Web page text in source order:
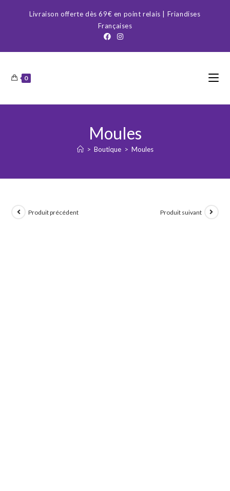
Livraison offerte dès 69€ en point relais | Friandises
Françaises
0
Moules
> Boutique > Moules
Produit précédent Produit suivant